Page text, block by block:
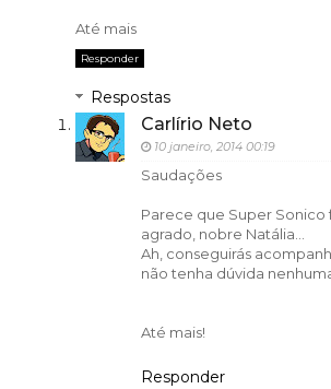
Até mais
Responder
Respostas
Carlírio Neto
10 janeiro, 2014 00:19
Saudações
Parece que Super Sonico
agrado, nobre Natália...
Ah, conseguirás
não tenha dúvida
Até mais!
Responder